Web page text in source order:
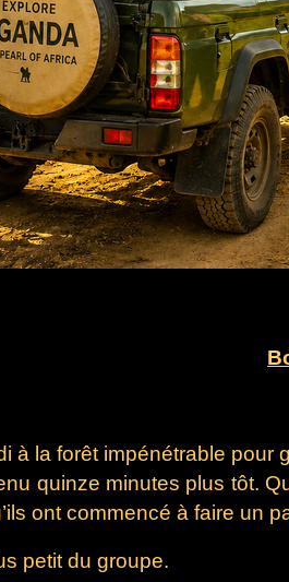
à la forêt impénétrable
quinze minutes plus tôt.
ont commencé à faire un
petit du groupe.